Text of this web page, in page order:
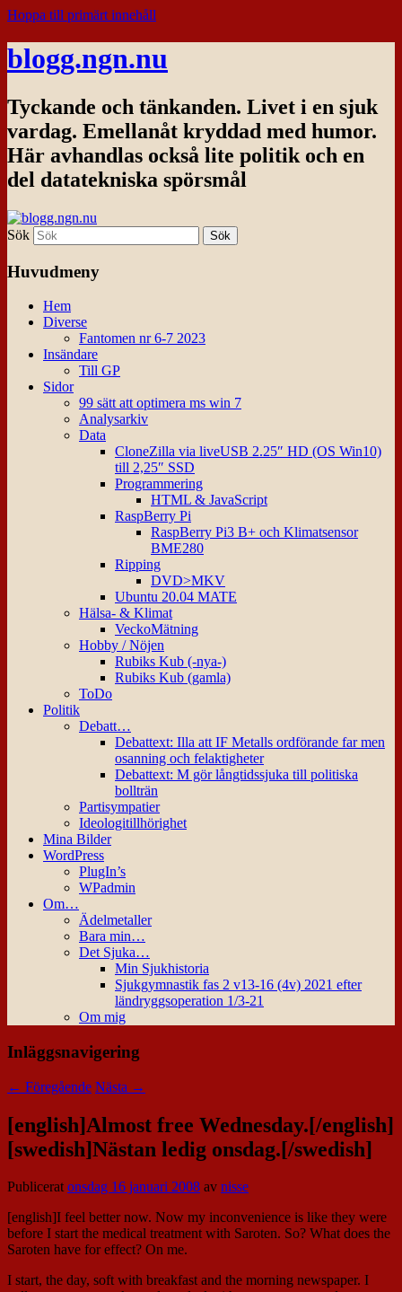
Hoppa till primärt innehåll
blogg.ngn.nu
Tyckande och tänkanden. Livet i en sjuk
vardag. Emellanåt kryddad med humor.
Här avhandlas också lite politik och en
del datatekniska spörsmål
Sök
Huvudmeny
Hem
Diverse
Fantomen nr 6-7 2023
Insändare
Till GP
Sidor
99 sätt att optimera ms win 7
Analysarkiv
Data
CloneZilla via liveUSB 2.25″ HD (OS Win10)
till 2,25″ SSD
Programmering
HTML & JavaScript
RaspBerry Pi
RaspBerry Pi3 B+ och Klimatsensor
BME280
Ripping
DVD>MKV
Ubuntu 20.04 MATE
Hälsa- & Klimat
VeckoMätning
Hobby / Nöjen
Rubiks Kub (-nya-)
Rubiks Kub (gamla)
ToDo
Politik
Debatt…
Debattext: Illa att IF Metalls ordförande far men
osanning och felaktigheter
Debattext: M gör långtidssjuka till politiska
bollträn
Partisympatier
Ideologitillhörighet
Mina Bilder
WordPress
PlugIn’s
WPadmin
Om…
Ädelmetaller
Bara min…
Det Sjuka…
Min Sjukhistoria
Sjukgymnastik fas 2 v13-16 (4v) 2021 efter
ländryggsoperation 1/3-21
Om mig
Inläggsnavigering
← Föregående Nästa →
[english]Almost free Wednesday.[/english]
[swedish]Nästan ledig onsdag.[/swedish]
Publiceratonsdag 16 januari 2008 av nisse
[english]I feel better now. Now my inconvenience is like they were
before I start the medical treatment with Saroten. So? What does the
Saroten have for effect? On me.
I start, the day, soft with breakfast and the morning newspaper. I